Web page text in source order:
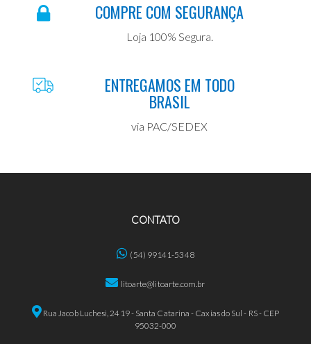
COMPRE COM SEGURANÇA
Loja 100% Segura.
ENTREGAMOS EM TODO
BRASIL
via PAC/SEDEX
CONTATO
(54) 99141-5348
litoarte@litoarte.com.br
Rua Jacob Luchesi, 2419 - Santa Catarina - Caxias do Sul - RS - CEP
95032-000